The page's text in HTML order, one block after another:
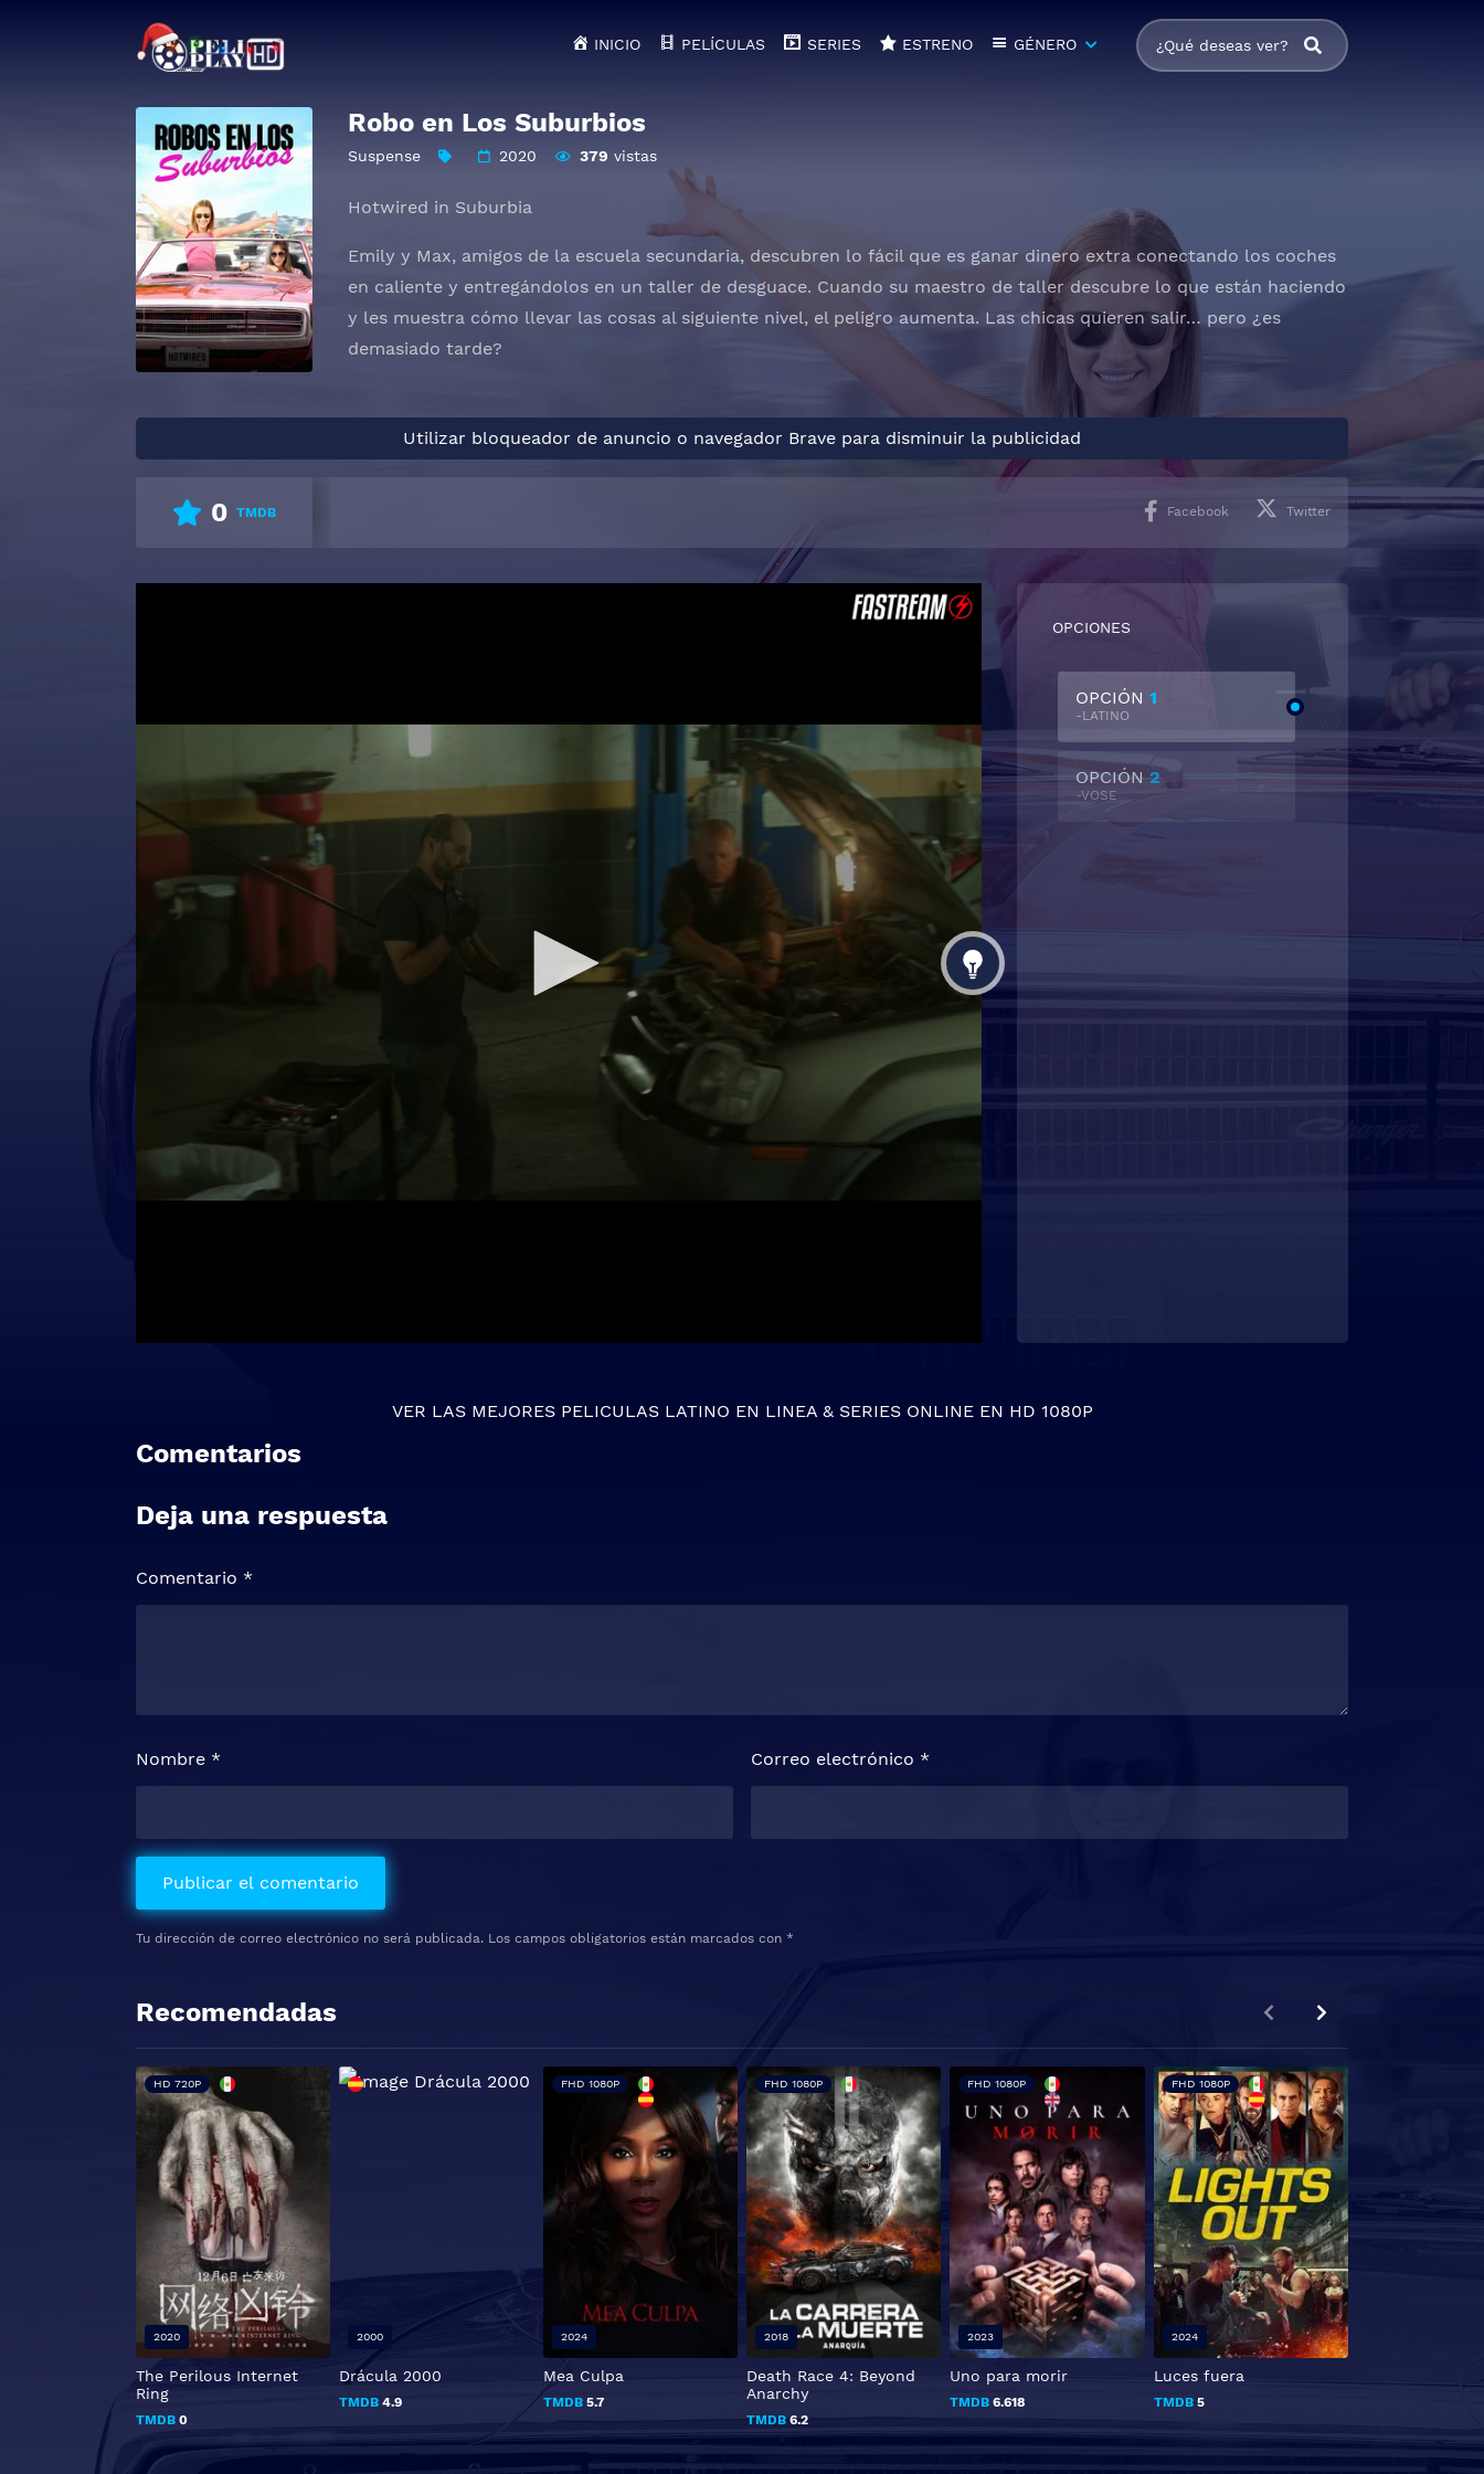
INICIO PELÍCULAS SERIES ESTRENO GÉNERO
Robo en Los Suburbios
Suspense 2020 379 vistas
Hotwired in Suburbia
Emily y Max, amigos de la escuela secundaria, descubren lo fácil que es ganar dinero extra conectando los coches
en caliente y entregándolos en un taller de desguace. Cuando su maestro de taller descubre lo que están haciendo
y les muestra cómo llevar las cosas al siguiente nivel, el peligro aumenta. Las chicas quieren salir… pero ¿es
demasiado tarde?
Utilizar bloqueador de anuncio o navegador Brave para disminuir la publicidad
0 TMDB Facebook Twitter
OPCIONES
OPCIÓN 1
-LATINO
OPCIÓN2
-VOSE
VER LAS MEJORES PELICULAS LATINO EN LINEA& SERIES ONLINEEN HD 1080P
Comentarios
Deja una respuesta
Tu dirección de correo electrónico no será publicada. Los campos obligatorios están marcados con *
Comentario *
Nombre * Correo electrónico *
Recomendadas
The Perilous Internet
Ring
TMDB 0
HD 720P
2020
Drácula 2000
TMDB 4.9
2000
Mea Culpa
TMDB5.7
FHD 1080P
2024
Death Race 4: Beyond
Anarchy
TMDB6.2
FHD 1080P
2018
Uno para morir
TMDB 6.618
FHD 1080P
2023
Luces fuera
TMDB5
FHD 1080P
2024